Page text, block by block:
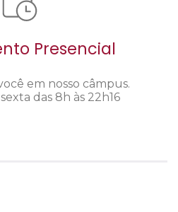
Presencial
em nosso câmpus.
das 8h às 22h16